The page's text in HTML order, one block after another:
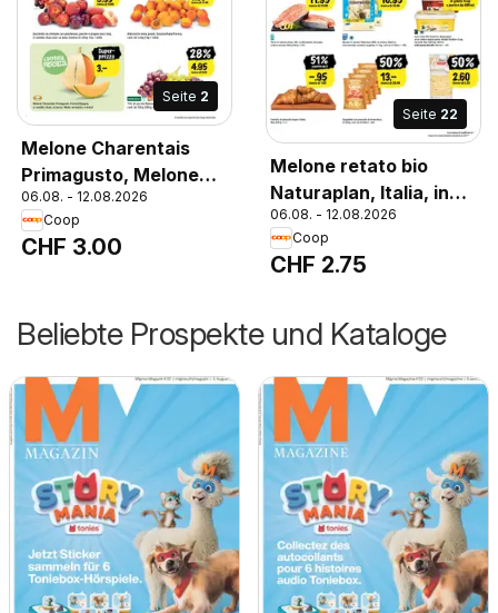
Seite 2
Melone Charentais
Primagusto, Melone
Charentais
Primagusto,
Francia/Spagna, in
aromatico e dolce!
06.08. - 12.08.2026
Coop
CHF 3.00
Seite 22
Melone retato bio
Naturaplan, Italia, in
vendita sfusa, al
pezzo, Melone retato
bio Naturaplan, Italia,
pezzo
06.08. - 12.08.2026
Coop
CHF 2.75
Beliebte Prospekte und Kataloge